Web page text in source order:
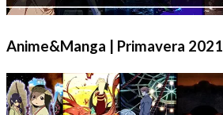
Anime&Manga | Primavera 2021